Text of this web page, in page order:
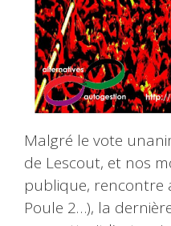
Malgré le vote
de Lescout, et nos
publique, rencontre
Poule 2…), la